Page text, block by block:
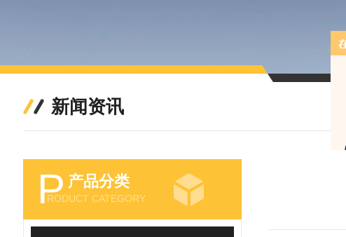
新闻资讯
P 产品分类
RODUCT CATEGORY